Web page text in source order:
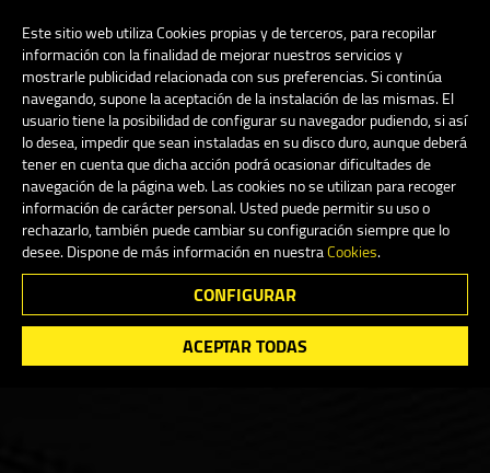
Este sitio web utiliza Cookies propias y de terceros, para recopilar
información con la finalidad de mejorar nuestros servicios y
mostrarle publicidad relacionada con sus preferencias. Si continúa
navegando, supone la aceptación de la instalación de las mismas. El
usuario tiene la posibilidad de configurar su navegador pudiendo, si así
lo desea, impedir que sean instaladas en su disco duro, aunque deberá
tener en cuenta que dicha acción podrá ocasionar dificultades de
navegación de la página web. Las cookies no se utilizan para recoger
información de carácter personal. Usted puede permitir su uso o
rechazarlo, también puede cambiar su configuración siempre que lo
desee. Dispone de más información en nuestraCookies.
CONFIGURAR
ACEPTAR TODAS
My Account
English
Shop
Search